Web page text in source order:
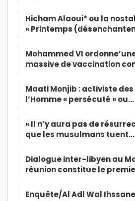
Hicham Alaoui* ou la
« Printemps
Mohammed VI
massive de vaccination
Maati Monjib : activiste
l’Homme « persécuté » ou…
« Il n’y aura pas de
que les musulmans tuent…
Dialogue inter-libyen au
réunion constitue le
Enquête/Al Adl Wal